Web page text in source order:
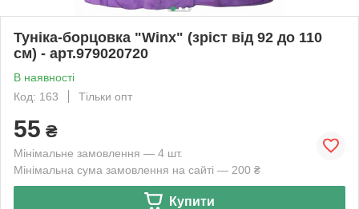
Туніка-борцовка "Winx" (зріст від 92 до 110
см) - арт.979020720
В наявності
Код: 163
Тільки опт
55 ₴
Мінімальне замовлення — 4 шт.
Мінімальна сума замовлення на сайті — 200 ₴
Купити